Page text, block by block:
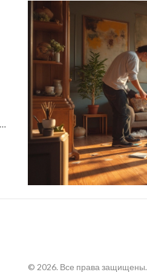
© 2026. Все права защищены.